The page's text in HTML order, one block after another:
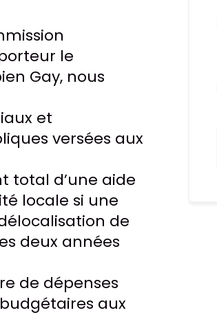
le
Gay, nous
et
versées aux
total d’une aide
locale si une
de
deux années
de dépenses
aux